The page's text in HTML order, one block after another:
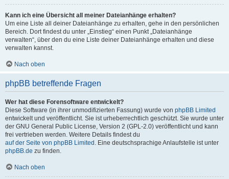
Kann ich eine Übersicht all meiner Dateianhänge erhalten?
Um eine Liste all deiner Dateianhänge zu erhalten, gehe in den persönlichen
Bereich. Dort findest du unter „Einstieg“ einen Punkt „Dateianhänge
verwalten“, über den du eine Liste deiner Dateianhänge erhalten und diese
verwalten kannst.
Nach oben
phpBB betreffende Fragen
Wer hat diese Forensoftware entwickelt?
Diese Software (in ihrer unmodifizierten Fassung) wurde von phpBB Limited
entwickelt und veröffentlicht. Sie ist urheberrechtlich geschützt. Sie wurde unter
der GNU General Public License, Version 2 (GPL-2.0) veröffentlicht und kann
frei vertrieben werden. Weitere Details findest du
auf der Seite von phpBB Limited . Eine deutschsprachige Anlaufstelle ist unter
phpBB.de zu finden.
Nach oben